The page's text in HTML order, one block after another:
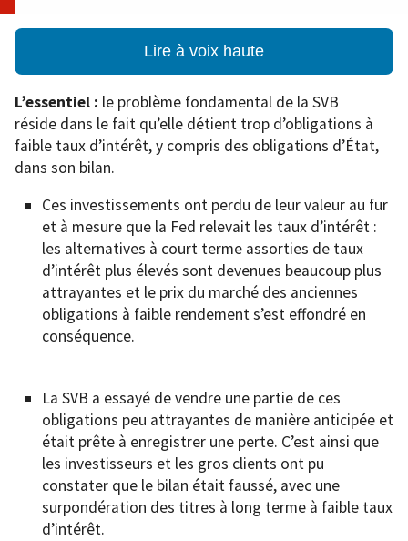
Lire à voix haute
L’essentiel : le problème fondamental de la SVB
réside dans le fait qu’elle détient trop d’obligations à
faible taux d’intérêt, y compris des obligations d’État,
dans son bilan.
Ces investissements ont perdu de leur valeur au fur
et à mesure que la Fed relevait les taux d’intérêt :
les alternatives à court terme assorties de taux
d’intérêt plus élevés sont devenues beaucoup plus
attrayantes et le prix du marché des anciennes
obligations à faible rendement s’est effondré en
conséquence.
La SVB a essayé de vendre une partie de ces
obligations peu attrayantes de manière anticipée et
était prête à enregistrer une perte. C’est ainsi que
les investisseurs et les gros clients ont pu
constater que le bilan était faussé, avec une
surpondération des titres à long terme à faible taux
d’intérêt.